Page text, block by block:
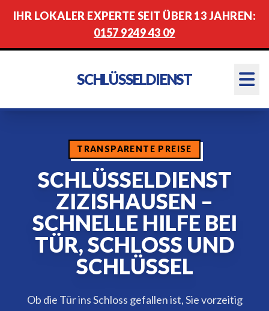
IHR LOKALER EXPERTE SEIT ÜBER 13 JAHREN:
0157 9249 43 09
SCHLÜSSELDIENST
TRANSPARENTE PREISE
SCHLÜSSELDIENST
ZIZISHAUSEN –
SCHNELLE HILFE BEI
TÜR, SCHLOSS UND
SCHLÜSSEL
Ob die Tür ins Schloss gefallen ist, Sie vorzeitig